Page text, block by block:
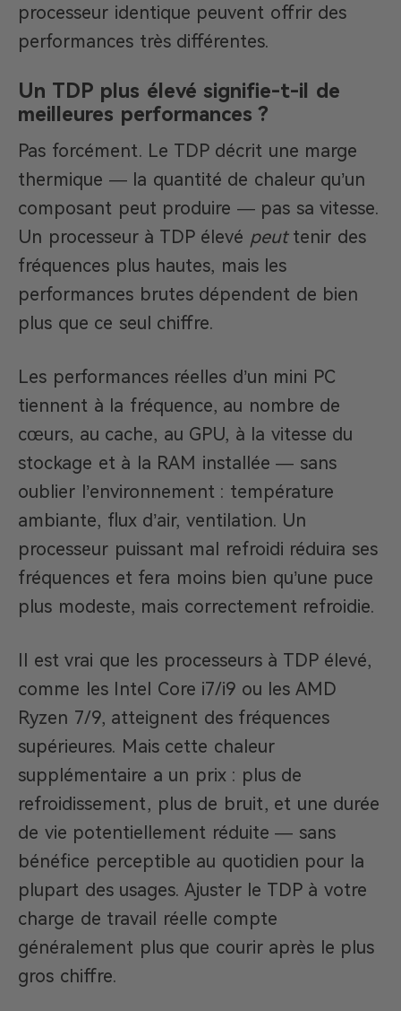
processeur identique peuvent offrir des
performances très différentes.
Un TDP plus élevé signifie-t-il de
meilleures performances ?
Pas forcément. Le TDP décrit une marge
thermique — la quantité de chaleur qu’un
composant peut produire — pas sa vitesse.
Un processeur à TDP élevé peuttenir des
fréquences plus hautes, mais les
performances brutes dépendent de bien
plus que ce seul chiffre.
Les performances réelles d’un mini PC
tiennent à la fréquence, au nombre de
cœurs, au cache, au GPU, à la vitesse du
stockage et à la RAM installée — sans
oublier l’environnement : température
ambiante, flux d’air, ventilation. Un
processeur puissant mal refroidi réduira ses
fréquences et fera moins bien qu’une puce
plus modeste, mais correctement refroidie.
Il est vrai que les processeurs à TDP élevé,
comme les Intel Core i7/i9 ou les AMD
Ryzen 7/9, atteignent des fréquences
supérieures. Mais cette chaleur
supplémentaire a un prix : plus de
refroidissement, plus de bruit, et une durée
de vie potentiellement réduite — sans
bénéfice perceptible au quotidien pour la
plupart des usages. Ajuster le TDP à votre
charge de travail réelle compte
généralement plus que courir après le plus
gros chiffre.